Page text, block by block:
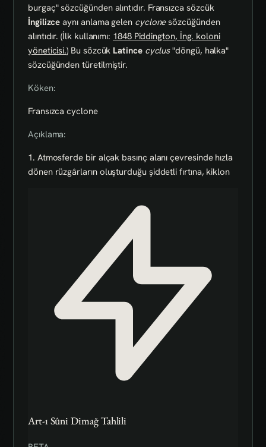
burgaç" sözcüğünden alıntıdır. Fransızca sözcük
İngilizceaynı anlama gelen cyclonesözcüğünden
alıntıdır. (İlk kullanımı: 1848 Piddington, İng. koloni
yöneticisi.) Bu sözcük Latince cyclus"döngü, halka"
sözcüğünden türetilmiştir.
Köken:
Fransızca cyclone
Açıklama:
1. Atmosferde bir alçak basınç alanı çevresinde hızla
dönen rüzgârların oluşturduğu şiddetli fırtına, kiklon
Art-ı Sûni Dimağ Tahlili